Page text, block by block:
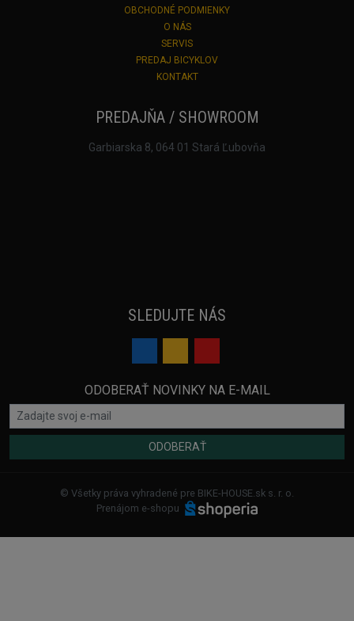
OBCHODNÉ PODMIENKY
O NÁS
SERVIS
PREDAJ BICYKLOV
KONTAKT
PREDAJŇA / SHOWROOM
Garbiarska 8, 064 01 Stará Ľubovňa
SLEDUJTE NÁS
ODOBERAŤ NOVINKY NA E-MAIL
ODOBERAŤ
© Všetky práva vyhradené pre BIKE-HOUSE.sk s. r. o.
Prenájom e-shopu